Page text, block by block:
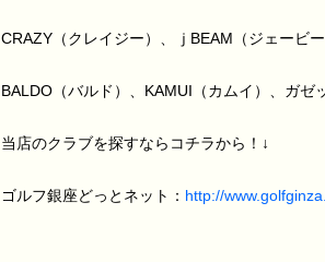
CRAZY（クレイジー）、ｊBEAM（ジェービ
BALDO（バルド）、KAMUI（カムイ）、ガ
当店のクラブを探すならコチラから！↓
ゴルフ銀座どっとネット： http://